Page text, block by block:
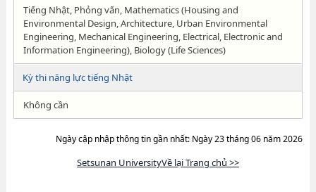
Tiếng Nhật, Phỏng vấn, Mathematics (Housing and
Environmental Design, Architecture, Urban Environmental
Engineering, Mechanical Engineering, Electrical, Electronic and
Information Engineering), Biology (Life Sciences)
Kỳ thi năng lực tiếng Nhật
Không cần
Ngày cập nhập thông tin gần nhất: Ngày 23 tháng 06 năm 2026
Setsunan UniversityVề lại Trang chủ >>